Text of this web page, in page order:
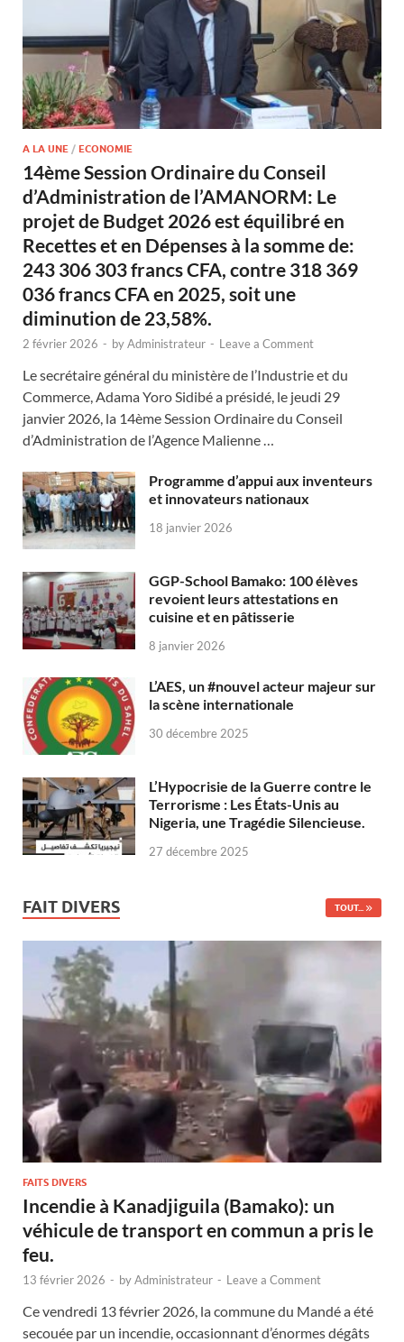
A LA UNE / ECONOMIE
14ème Session Ordinaire du Conseil
d’Administration de l’AMANORM: Le
projet de Budget 2026 est équilibré en
Recettes et en Dépenses à la somme de:
243 306 303 francs CFA, contre 318 369
036 francs CFA en 2025, soit une
diminution de 23,58%.
2 février 2026 - byAdministrateur - Leave a Comment
Le secrétaire général du ministère de l’Industrie et du
Commerce, Adama Yoro Sidibé a présidé, le jeudi 29
janvier 2026, la 14ème Session Ordinaire du Conseil
d’Administration de l’Agence Malienne …
Programme d’appui aux inventeurs
et innovateurs nationaux
18 janvier 2026
GGP-School Bamako: 100 élèves
revoient leurs attestations en
cuisine et en pâtisserie
8 janvier 2026
L’AES, un #nouvel acteur majeur sur
la scène internationale
30 décembre 2025
L’Hypocrisie de la Guerre contre le
Terrorisme : Les États-Unis au
Nigeria, une Tragédie Silencieuse.
27 décembre 2025
FAIT DIVERS TOUT...
FAITS DIVERS
Incendie à Kanadjiguila (Bamako): un
véhicule de transport en commun a pris le
feu.
13 février 2026 - byAdministrateur - Leave a Comment
Ce vendredi 13 février 2026, la commune du Mandé a été
secouée par un incendie, occasionnant d’énormes dégâts